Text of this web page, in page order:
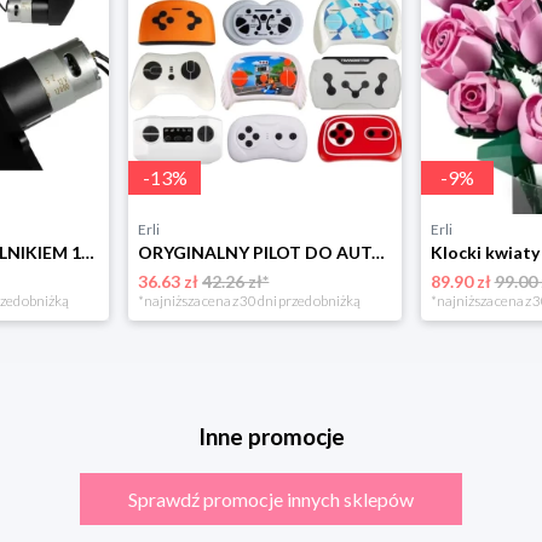
PRZEKŁADNIA Z SILNIKIEM 12V/20000rpm/45W Silnik Napęd do auta na akumulator
obniżką
-13%
Erli
ORYGINALNY PILOT DO AUTA NA AKUMULATOR DLA DZIECI zdalnie sterowany 2.4 G
36.63 zł42.26 zł*
*najniższa cena z 30 dni przed obniżką
-9%
Erli
89.90 zł99.00
*najniższa cena z
Inne promocje
Sprawdź promocje innych sklepów